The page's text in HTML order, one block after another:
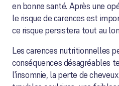
en bonne santé. Après une
le risque de carences est
ce risque persistera tout au
Les carences nutritionnelles
conséquences désagréables
l'insomnie, la perte de